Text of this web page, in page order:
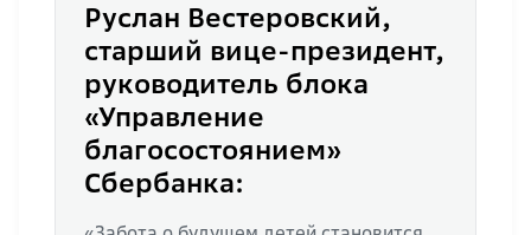
Руслан Вестеровский,
старший вице-президент,
руководитель блока
«Управление
благосостоянием»
Сбербанка: